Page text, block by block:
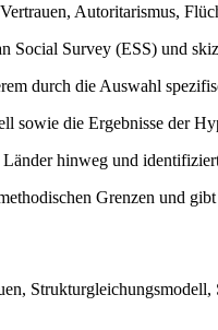
Autoritarismus,
Social Survey (ESS) und
durch die Auswahl
sowie die Ergebnisse der
hinweg und
Grenzen und